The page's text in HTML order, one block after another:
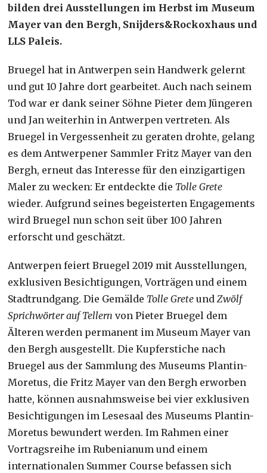
bilden drei Ausstellungen im Herbst im Museum
Mayer van den Bergh, Snijders&Rockoxhaus und
LLS Paleis.
Bruegel hat in Antwerpen sein Handwerk gelernt
und gut 10 Jahre dort gearbeitet. Auch nach seinem
Tod war er dank seiner Söhne Pieter dem Jüngeren
und Jan weiterhin in Antwerpen vertreten. Als
Bruegel in Vergessenheit zu geraten drohte, gelang
es dem Antwerpener Sammler Fritz Mayer van den
Bergh, erneut das Interesse für den einzigartigen
Maler zu wecken: Er entdeckte die Tolle Grete
wieder. Aufgrund seines begeisterten Engagements
wird Bruegel nun schon seit über 100 Jahren
erforscht und geschätzt.
Antwerpen feiert Bruegel 2019 mit Ausstellungen,
exklusiven Besichtigungen, Vorträgen und einem
Stadtrundgang. Die Gemälde Tolle Grete undZwölf
Sprichwörter auf Tellern von Pieter Bruegel dem
Älteren werden permanent im Museum Mayer van
den Bergh ausgestellt. Die Kupferstiche nach
Bruegel aus der Sammlung des Museums Plantin-
Moretus, die Fritz Mayer van den Bergh erworben
hatte, können ausnahmsweise bei vier exklusiven
Besichtigungen im Lesesaal des Museums Plantin-
Moretus bewundert werden. Im Rahmen einer
Vortragsreihe im Rubenianum und einem
internationalen Summer Course befassen sich